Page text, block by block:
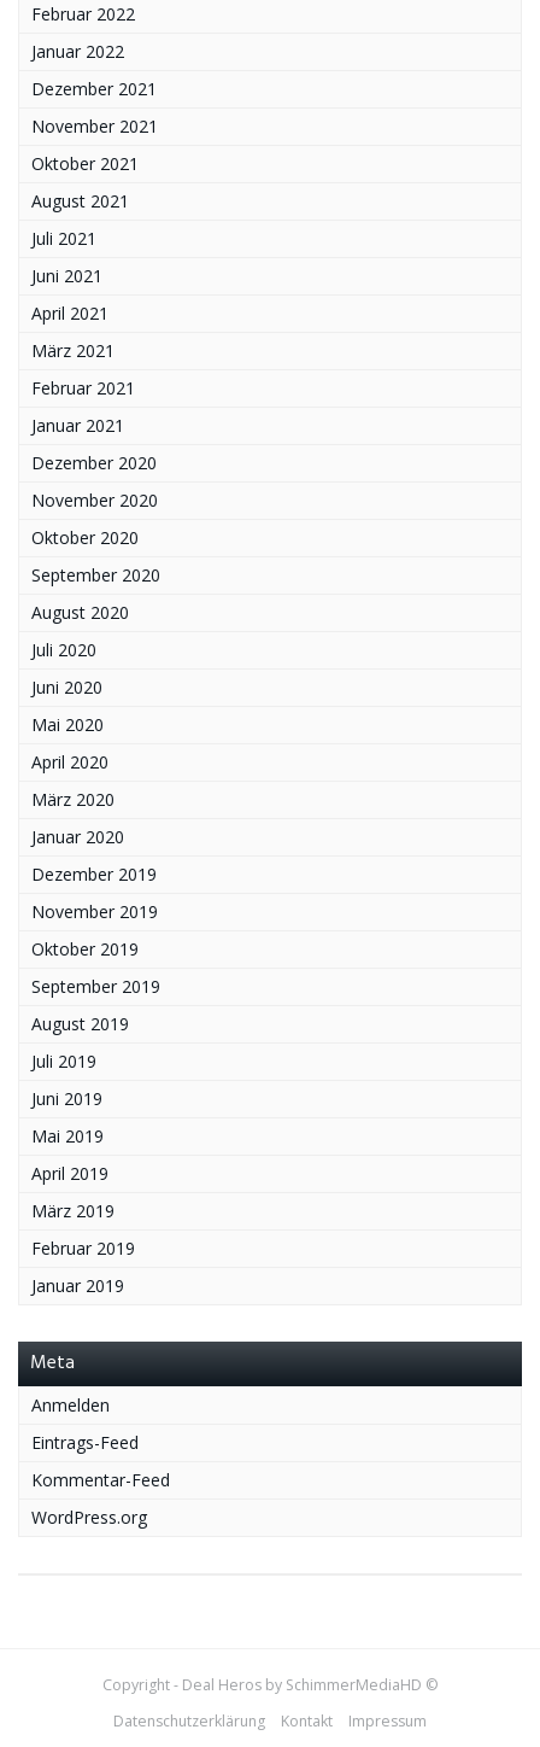
Februar 2022
Januar 2022
Dezember 2021
November 2021
Oktober 2021
August 2021
Juli 2021
Juni 2021
April 2021
März 2021
Februar 2021
Januar 2021
Dezember 2020
November 2020
Oktober 2020
September 2020
August 2020
Juli 2020
Juni 2020
Mai 2020
April 2020
März 2020
Januar 2020
Dezember 2019
November 2019
Oktober 2019
September 2019
August 2019
Juli 2019
Juni 2019
Mai 2019
April 2019
März 2019
Februar 2019
Januar 2019
Meta
Anmelden
Eintrags-Feed
Kommentar-Feed
WordPress.org
Copyright - Deal Heros by SchimmerMediaHD ©
Datenschutzerklärung
Kontakt Impressum